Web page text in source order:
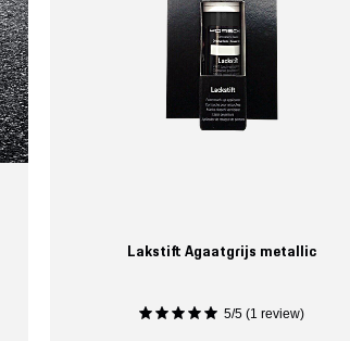
Lakstift Agaatgrijs metallic
5/5 (1 review)